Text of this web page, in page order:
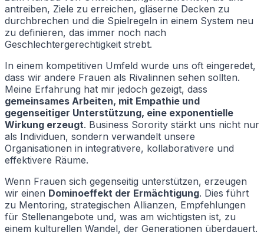
antreiben, Ziele zu erreichen, gläserne Decken zu
durchbrechen und die Spielregeln in einem System neu
zu definieren, das immer noch nach
Geschlechtergerechtigkeit strebt.
In einem kompetitiven Umfeld wurde uns oft eingeredet,
dass wir andere Frauen als Rivalinnen sehen sollten.
Meine Erfahrung hat mir jedoch gezeigt, dass
gemeinsames Arbeiten, mit Empathie und
gegenseitiger Unterstützung, eine exponentielle
Wirkung erzeugt. Business Sorority stärkt uns nicht nur
als Individuen, sondern verwandelt unsere
Organisationen in integrativere, kollaborativere und
effektivere Räume.
Wenn Frauen sich gegenseitig unterstützen, erzeugen
wir einen Dominoeffekt der Ermächtigung. Dies führt
zu Mentoring, strategischen Allianzen, Empfehlungen
für Stellenangebote und, was am wichtigsten ist, zu
einem kulturellen Wandel, der Generationen überdauert.